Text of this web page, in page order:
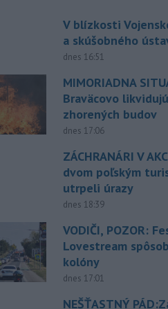
V blízkosti
a skúšobného
dnes 16:51
MIMORIADNA
Braväcovo
zhorených budov
dnes 17:06
ZÁCHRANÁRI V
dvom poľským
utrpeli úrazy
dnes 18:39
VODIČI, POZOR:
Lovestream
kolóny
dnes 17:01
NEŠŤASTNÝ